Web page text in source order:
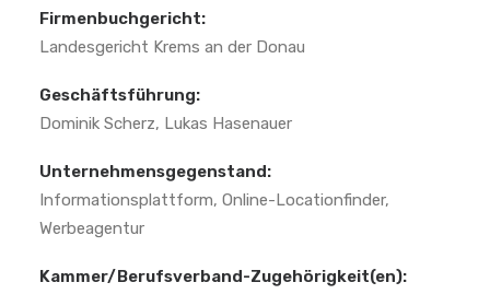
Firmenbuchgericht:
Landesgericht Krems an der Donau
Geschäftsführung:
Dominik Scherz, Lukas Hasenauer
Unternehmensgegenstand:
Informationsplattform, Online-Locationfinder,
Werbeagentur
Kammer/Berufsverband-Zugehörigkeit(en):